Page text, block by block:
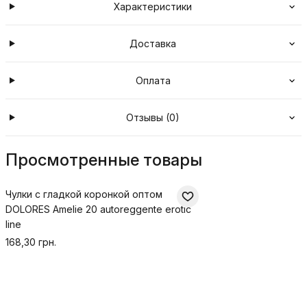
Характеристики
Доставка
Оплата
Отзывы (0)
Просмотренные товары
Чулки с гладкой коронкой оптом
DOLORES Amelie 20 autoreggente erotic
line
168,30 грн.